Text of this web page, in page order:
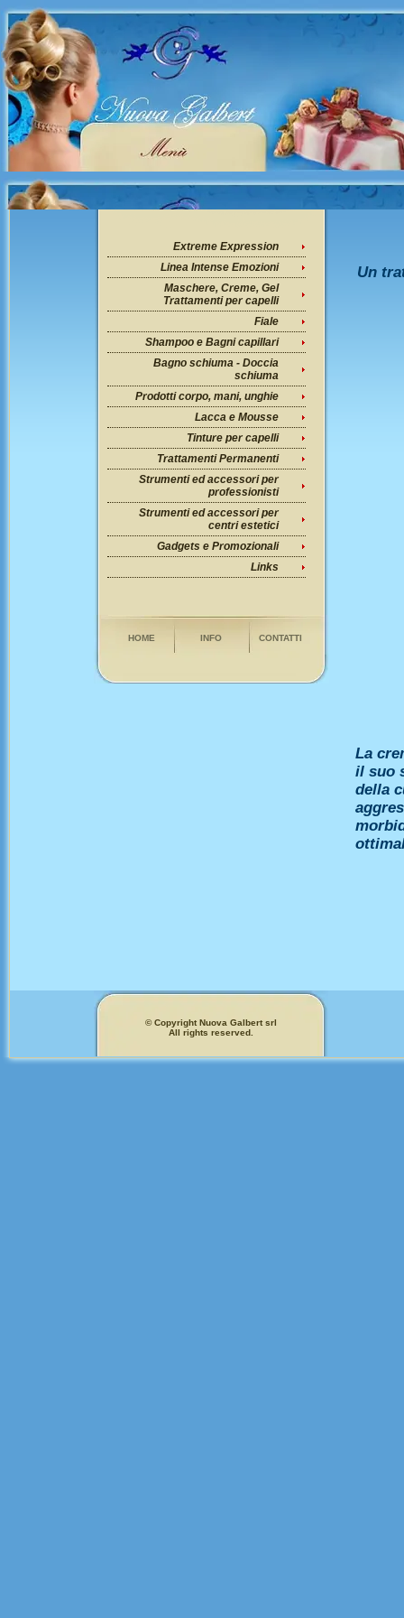
Extreme Expression
Linea Intense Emozioni
Maschere, Creme, Gel
Trattamenti per capelli
Fiale
Shampoo e Bagni capillari
Bagno schiuma - Doccia
schiuma
Prodotti corpo, mani, unghie
Lacca e Mousse
Tinture per capelli
Trattamenti Permanenti
Strumenti ed accessori per
professionisti
Strumenti ed accessori per
centri estetici
Gadgets e Promozionali
Links
HOME INFO CONTATTI
Un
La
il suo
della
© Copyright Nuova Galbert srl
All rights reserved.